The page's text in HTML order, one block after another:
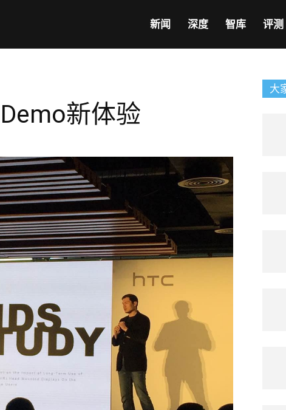
新闻 深度 智库 评测
新体验
大